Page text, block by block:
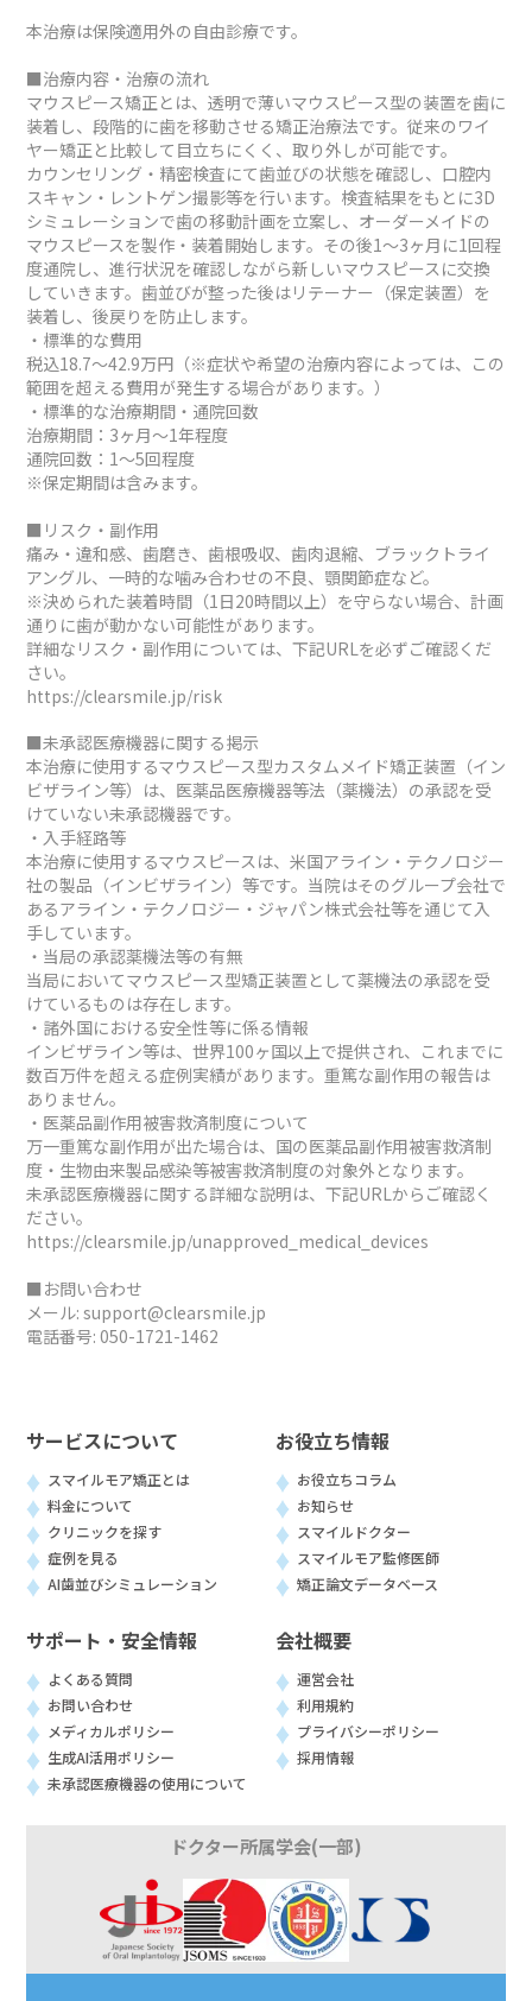
本治療は保険適用外の自由診療です。
■治療内容・治療の流れ
マウスピース矯正とは、透明で薄いマウスピース型の装置を歯に
装着し、段階的に歯を移動させる矯正治療法です。従来のワイ
ヤー矯正と比較して目立ちにくく、取り外しが可能です。
カウンセリング・精密検査にて歯並びの状態を確認し、口腔内
スキャン・レントゲン撮影等を行います。検査結果をもとに3D
シミュレーションで歯の移動計画を立案し、オーダーメイドの
マウスピースを製作・装着開始します。その後1～3ヶ月に1回程
度通院し、進行状況を確認しながら新しいマウスピースに交換
していきます。歯並びが整った後はリテーナー（保定装置）を
装着し、後戻りを防止します。
・標準的な費用
税込18.7～42.9万円（※症状や希望の治療内容によっては、この
範囲を超える費用が発生する場合があります。）
・標準的な治療期間・通院回数
治療期間：3ヶ月～1年程度
通院回数：1～5回程度
※保定期間は含みます。
■リスク・副作用
痛み・違和感、歯磨き、歯根吸収、歯肉退縮、ブラックトライ
アングル、一時的な噛み合わせの不良、顎関節症など。
※決められた装着時間（1日20時間以上）を守らない場合、計画
通りに歯が動かない可能性があります。
詳細なリスク・副作用については、下記URLを必ずご確認くだ
さい。
https://clearsmile.jp/risk
■未承認医療機器に関する掲示
本治療に使用するマウスピース型カスタムメイド矯正装置（イン
ビザライン等）は、医薬品医療機器等法（薬機法）の承認を受
けていない未承認機器です。
・入手経路等
本治療に使用するマウスピースは、米国アライン・テクノロジー
社の製品（インビザライン）等です。当院はそのグループ会社で
あるアライン・テクノロジー・ジャパン株式会社等を通じて入
手しています。
・当局の承認薬機法等の有無
当局においてマウスピース型矯正装置として薬機法の承認を受
けているものは存在します。
・諸外国における安全性等に係る情報
インビザライン等は、世界100ヶ国以上で提供され、これまでに
数百万件を超える症例実績があります。重篤な副作用の報告は
ありません。
・医薬品副作用被害救済制度について
万一重篤な副作用が出た場合は、国の医薬品副作用被害救済制
度・生物由来製品感染等被害救済制度の対象外となります。
未承認医療機器に関する詳細な説明は、下記URLからご確認く
ださい。
https://clearsmile.jp/unapproved_medical_devices
■お問い合わせ
メール: support@clearsmile.jp
電話番号: 050-1721-1462
サービスについて
スマイルモア矯正とは
料金について
クリニックを探す
症例を見る
AI歯並びシミュレーション
お役立ち情報
お役立ちコラム
お知らせ
スマイルドクター
スマイルモア監修医師
矯正論文データベース
サポート・安全情報
よくある質問
お問い合わせ
メディカルポリシー
生成AI活用ポリシー
未承認医療機器の使用について
会社概要
運営会社
利用規約
プライバシーポリシー
採用情報
ドクター所属学会(一部)